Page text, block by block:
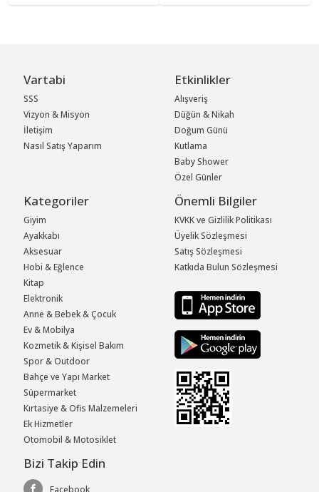
Vartabi
SSS
Vizyon & Misyon
İletişim
Nasıl Satış Yaparım
Etkinlikler
Alışveriş
Düğün & Nikah
Doğum Günü
Kutlama
Baby Shower
Özel Günler
Kategoriler
Giyim
Ayakkabı
Aksesuar
Hobi & Eğlence
Kitap
Elektronik
Anne & Bebek & Çocuk
Ev & Mobilya
Kozmetik & Kişisel Bakım
Spor & Outdoor
Bahçe ve Yapı Market
Süpermarket
Kırtasiye & Ofis Malzemeleri
Ek Hizmetler
Otomobil & Motosiklet
Önemli Bilgiler
KVKK ve Gizlilik Politikası
Üyelik Sözleşmesi
Satış Sözleşmesi
Katkıda Bulun Sözleşmesi
Bizi Takip Edin
Facebook